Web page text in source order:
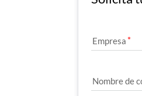
Empresa
Nombre de